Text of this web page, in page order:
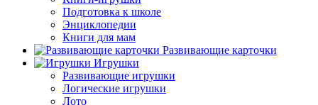
Подготовка к школе
Энциклопедии
Книги для мам
Развивающие карточки
Игрушки
Развивающие игрушки
Логические игрушки
Лото